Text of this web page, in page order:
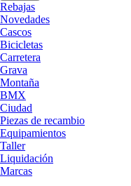
Rebajas
Novedades
Cascos
Bicicletas
Carretera
Grava
Montaña
BMX
Ciudad
Piezas de recambio
Equipamientos
Taller
Liquidación
Marcas